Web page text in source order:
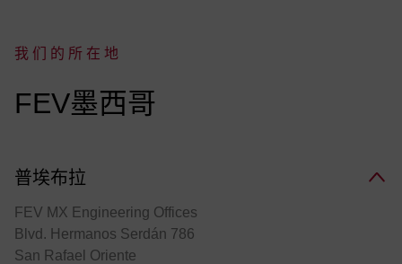
我们的所在地
:
FEV墨西哥
普埃布拉
FEV MX Engineering Offices
Blvd. Hermanos Serdán 786
San Rafael Oriente